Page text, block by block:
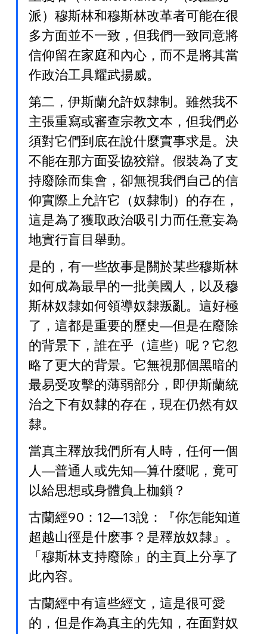
派）穆斯林和穆斯林改革者可能在很
多方面並不一致，但我們一致同意將
信仰留在家庭和內心，而不是將其當
作政治工具耀武揚威。
第二，伊斯蘭允許奴隸制。雖然我不
主張重寫或審查宗教文本，但我們必
須對它們到底在說什麼實事求是。決
不能在那方面妥協狡辯。假裝為了支
持廢除而集會，卻無視我們自己的信
仰實際上允許它（奴隸制）的存在，
這是為了獲取政治吸引力而任意妄為
地實行盲目舉動。
是的，有一些故事是關於某些穆斯林
如何成為最早的一批美國人，以及穆
斯林奴隸如何領導奴隸叛亂。這好極
了，這都是重要的歷史—但是在廢除
的背景下，誰在乎（這些）呢？它忽
略了更大的背景。它無視那個黑暗的
最易受攻擊的薄弱部分，即伊斯蘭統
治之下有奴隸的存在，現在仍然有奴
隸。
當真主釋放我們所有人時，任何一個
人—普通人或先知—算什麼呢，竟可
以給思想或身體負上枷鎖？
古蘭經90：12—13說：『你怎能知道
超越山徑是什麽事？是釋放奴隸』。
「穆斯林支持廢除」的主頁上分享了
此內容。
古蘭經中有這些經文，這是很可愛
的，但是作為真主的先知，在面對奴